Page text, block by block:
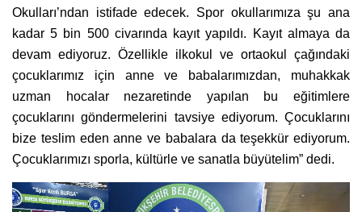
Okulları’ndan istifade edecek. Spor okullarımıza şu ana
kadar 5 bin 500 civarında kayıt yapıldı. Kayıt almaya da
devam ediyoruz. Özellikle ilkokul ve ortaokul çağındaki
çocuklarımız için anne ve babalarımızdan, muhakkak
uzman hocalar nezaretinde yapılan bu eğitimlere
çocuklarını göndermelerini tavsiye ediyorum. Çocuklarını
bize teslim eden anne ve babalara da teşekkür ediyorum.
Çocuklarımızı sporla, kültürle ve sanatla büyütelim” dedi.